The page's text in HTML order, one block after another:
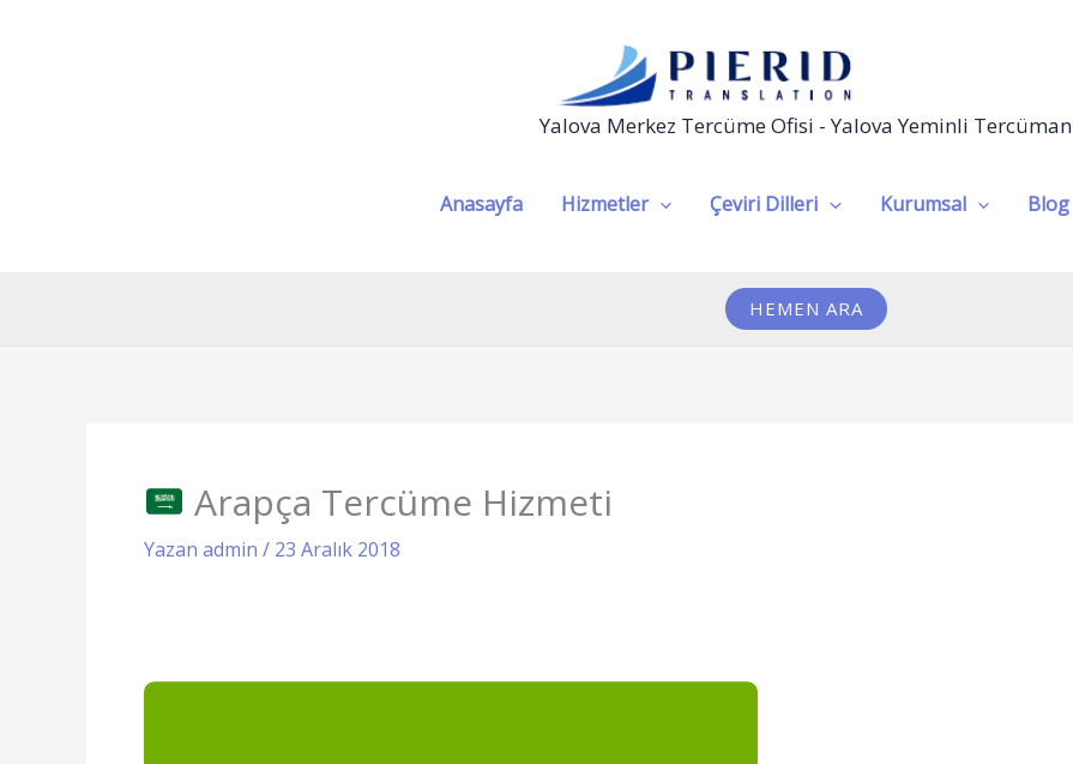
Yalova Merkez Tercüme Ofisi - Yalova Yeminli Tercüman
Anasayfa Hizmetler Çeviri Dilleri Kurumsal Blog
HEMEN ARA
Arapça Tercüme Hizmeti
Yazan admin / 23 Aralık 2018